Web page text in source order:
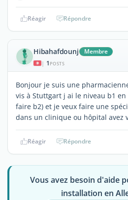
Réagir Répondre
Hibahafdounj Membre
| 1 POSTS
Bonjour je suis une
vis à Stuttgart j ai le niveau b1
faire b2) et je veux faire une
dans un clinique ou hôpital avez
Réagir Répondre
Vous avez besoin d'aide
installation en